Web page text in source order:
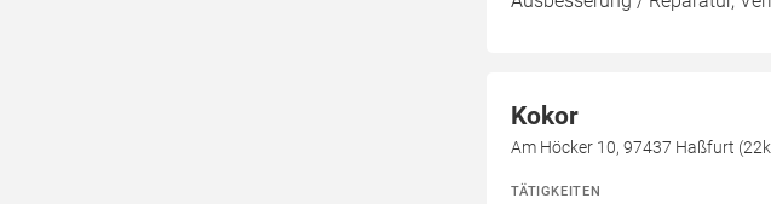
Kokor
Am Höcker 10, 97437 Haßfurt
TÄTIGKEITEN